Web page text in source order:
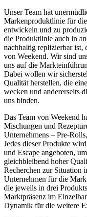
Unser Team hat
Markenproduktlinie für
entwickeln und zu
die Produktlinie auch in
nachhaltig replizierbar ist,
von Weekend. Wir sind
uns auf die
Dabei wollen wir
Qualität herstellen, die
wecken und andererseits
uns binden.
Das Team von Weekend
Mischungen und
Unternehmens – Pre-
Jedes dieser Produkte
und Escape angeboten,
gleichbleibend hoher
Recherchen zur Situation
Unternehmen für die
die jeweils in drei
Marktpräsenz im
Dynamik für die weitere